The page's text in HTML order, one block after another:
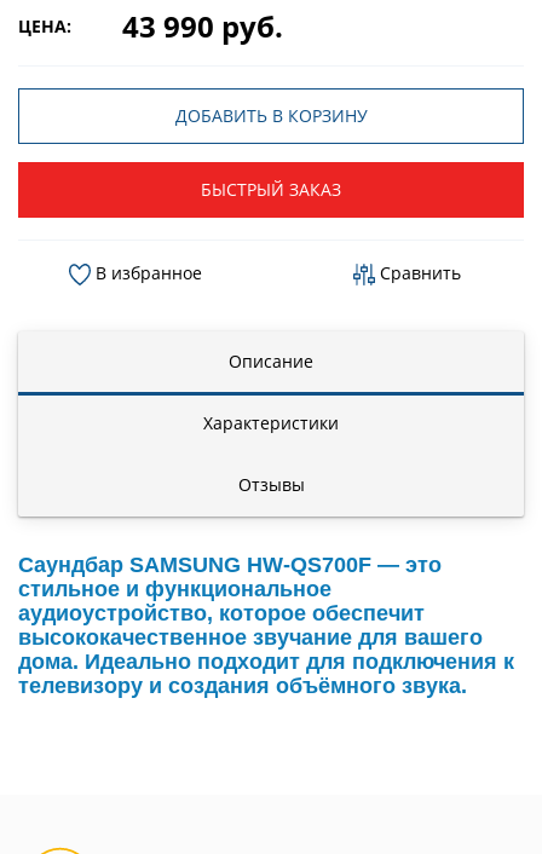
ЦЕНА: 43 990 руб.
ДОБАВИТЬ В КОРЗИНУ
БЫСТРЫЙ ЗАКАЗ
В избранное Сравнить
Описание
Характеристики
Отзывы
Саундбар SAMSUNG HW-QS700F — это
стильное и функциональное
аудиоустройство, которое обеспечит
высококачественное звучание для вашего
дома. Идеально подходит для подключения к
телевизору и создания объёмного звука.